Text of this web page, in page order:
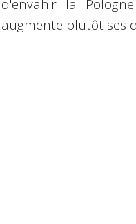
d'envahir la
augmente plutôt ses